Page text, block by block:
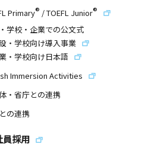
Primary® /TOEFL Junior®
学校・企業での公文式
・学校向け導入事業
・学校向け日本語
Immersion Activities
・省庁との連携
の連携
員採用